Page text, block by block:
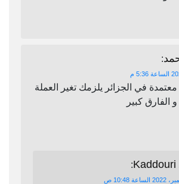
:
في الجزائر يلزمك تغير العملة
الفارق كبير
Kaddouri
: